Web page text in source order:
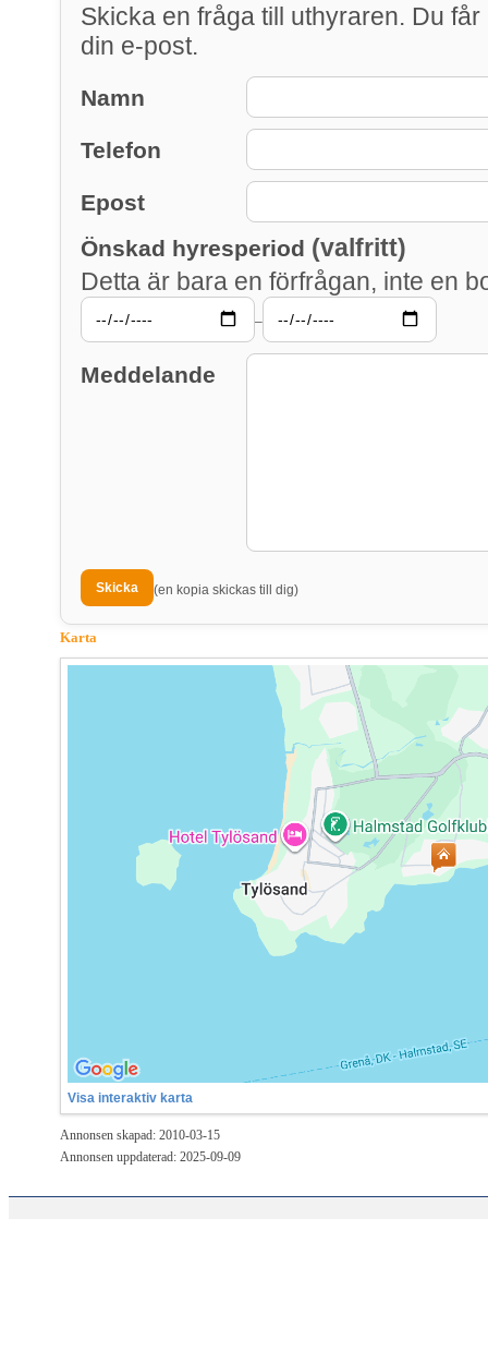
Skicka en fråga till uthyraren. Du får
din e-post.
Namn
Telefon
Epost
Önskad hyresperiod (valfritt)
Detta är bara en förfrågan, inte en
–
Meddelande
(en kopia skickas till dig)
Karta
Visa interaktiv karta
Annonsen skapad: 2010-03-15
Annonsen uppdaterad: 2025-09-09